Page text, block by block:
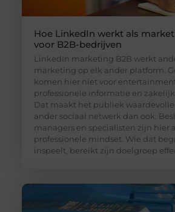
Hoe LinkedIn werkt als
voor B2B-bedrijven
LinkedIn marketing B2B werkt
marketing op elk ander platform.
komen hier niet voor
professionele informatie en
Dat maakt het publiek
ander sociaal netwerk dan ook.
managers en specialisten zijn hier
professionele mindset. Wie dat
inspeelt, bereikt zijn doelgroep